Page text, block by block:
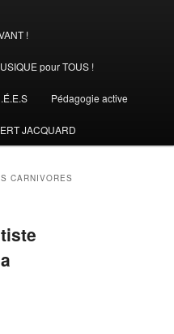
!
pour TOUS !
Pédagogie active
JACQUARD
CARNIVORES